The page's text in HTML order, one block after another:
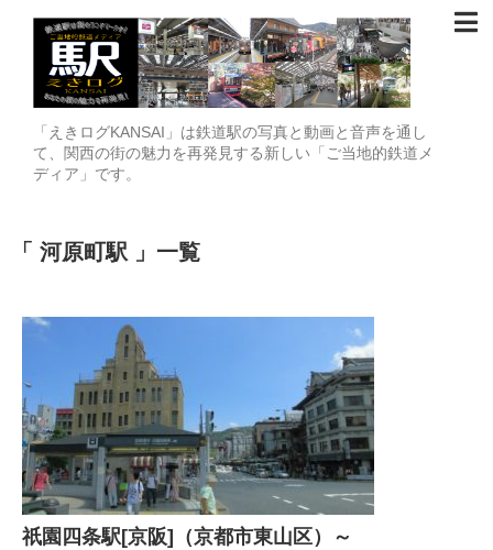
「えきログKANSAI」は鉄道駅の写真と動画と音声を通し
て、関西の街の魅力を再発見する新しい「ご当地的鉄道メ
ディア」です。
河原町駅 一覧
祇園四条駅[京阪]（京都市東山区）～